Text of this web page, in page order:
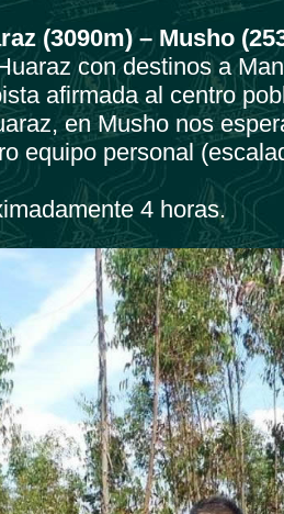
(3090m) – Musho
con destinos a
afirmada al centro
en Musho nos
equipo personal
4 horas.